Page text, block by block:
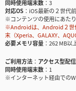
同時使用端末数
3
対応OS
iOS最新の２世代
※コンテンツの使用にあた
※Androidは、Android２世
末（Xperia、GALAXY、
必要メモリ容量
262 MB以
ご利用方法
アクセス型配
同時使用端末数
1
※インターネット経由での